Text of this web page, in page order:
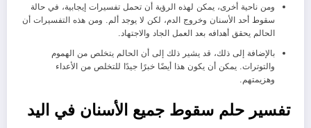
ومن ناحية أخرى، يمكن لهذه الرؤية أن تحمل تفسيرات إيجابية، في حالة
سقوط أحد الأسنان وخروج الدم، لكن لا يوجد ألم. ومن هذه التفسيرات أن
الحالم يحقق أهدافه بعد العمل الجاد والاجتهاد.
بالإضافة إلى ذلك، قد يشير ذلك إلى أن الحالم يتخلص من الهموم
والتوترات. يمكن أن يكون هذا أيضًا خبرًا جيدًا للتخلص من الأعداء
وهزيمتهم.
تفسير حلم سقوط جميع الأسنان في اليد